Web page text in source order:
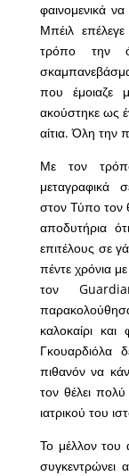
φαινομενικά
Μπέιλ
τρόπο την
που έμοιαζε
ακούστηκε ως
αίτια. Όλη την
Με τον
μεταγραφικά
στον Τύπο τον
αποδυτήρια
επιτέλους σε
πέντε χρόνια
τον
καλοκαίρι
Γκουαρδιόλα
πιθανόν να
τον θέλει
ιατρικού του
Το μέλλον του
συγκεντρώνει